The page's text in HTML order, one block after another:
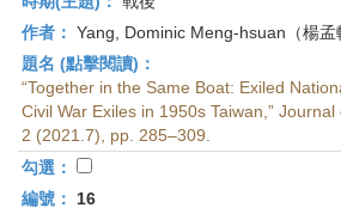
作者： Yang, Dominic Meng-hsuan（楊孟
題名 (點擊閱讀)：
“Together in the Same Boat: Exiled
Civil War Exiles in 1950s Taiwan,”
2 (2021.7), pp. 285–309.
勾選：
編號：
16